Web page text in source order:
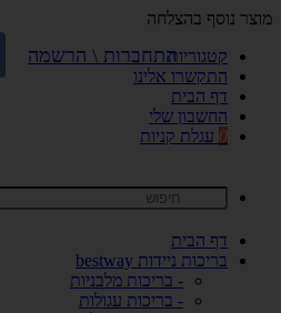
מוצר נוסף בהצלחה
קטגוריות
התקשרו אלינו
דף הבית
החשבון שלי
0 עגלת קניות
דף הבית
בריכות ניידות bestway
- בריכות מלבניות
- בריכות עגולות
התחברות \ הרשמה